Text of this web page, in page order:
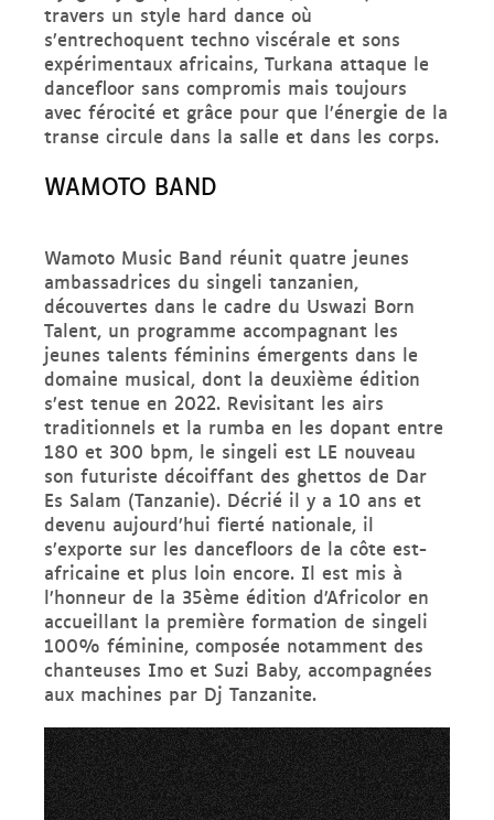
travers un style hard dance où
s’entrechoquent techno viscérale et sons
expérimentaux africains, Turkana attaque le
dancefloor sans compromis mais toujours
avec férocité et grâce pour que l’énergie de la
transe circule dans la salle et dans les corps.
WAMOTO BAND
Wamoto Music Band réunit quatre jeunes
ambassadrices du singeli tanzanien,
découvertes dans le cadre du Uswazi Born
Talent, un programme accompagnant les
jeunes talents féminins émergents dans le
domaine musical, dont la deuxième édition
s’est tenue en 2022. Revisitant les airs
traditionnels et la rumba en les dopant entre
180 et 300 bpm, le singeli est LE nouveau
son futuriste décoiffant des ghettos de Dar
Es Salam (Tanzanie). Décrié il y a 10 ans et
devenu aujourd’hui fierté nationale, il
s’exporte sur les dancefloors de la côte est-
africaine et plus loin encore. Il est mis à
l’honneur de la 35ème édition d’Africolor en
accueillant la première formation de singeli
100% féminine, composée notamment des
chanteuses Imo et Suzi Baby, accompagnées
aux machines par Dj Tanzanite.